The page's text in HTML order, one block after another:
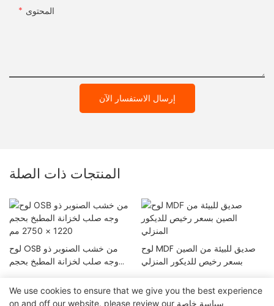
المحتوى
إرسال الاستفسار الآن
المنتجات ذات الصلة
لوح OSB من خشب الصنوبر ذو
وجه صلب لخزانة المطبخ بحجم
لوح MDF صديق للبيئة من الصين
بسعر رخيص للديكور المنزلي
We use cookies to ensure that we give you the best experience
on and off our website. please review our سياسة خاصة